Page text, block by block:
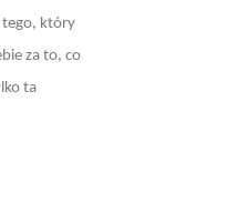
tego, który
za to, co
ta